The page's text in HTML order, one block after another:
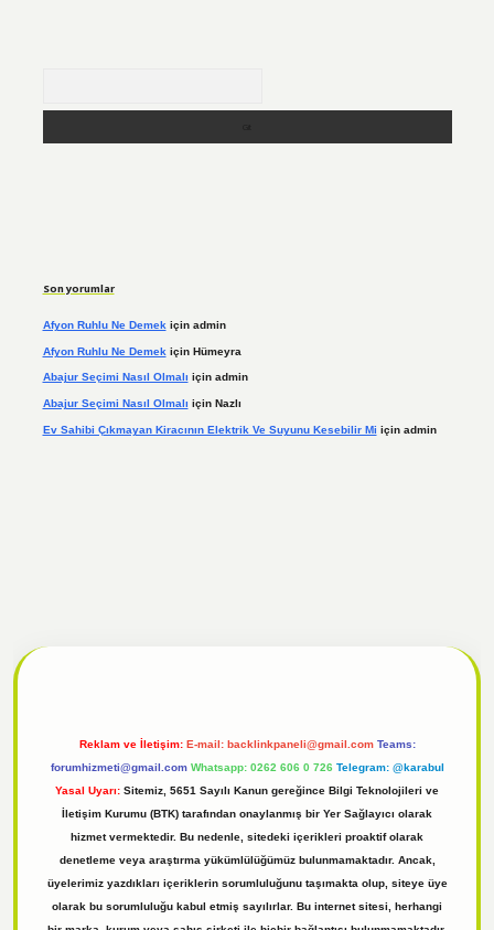
Son yorumlar
Afyon Ruhlu Ne Demek için admin
Afyon Ruhlu Ne Demek için Hümeyra
Abajur Seçimi Nasıl Olmalı için admin
Abajur Seçimi Nasıl Olmalı için Nazlı
Ev Sahibi Çıkmayan Kiracının Elektrik Ve Suyunu Kesebilir Mi için admin
Reklam ve İletişim: E-mail: backlinkpaneli@gmail.com Teams:
forumhizmeti@gmail.com Whatsapp: 0262 606 0 726 Telegram: @karabul
Yasal Uyarı: Sitemiz, 5651 Sayılı Kanun gereğince Bilgi Teknolojileri ve
İletişim Kurumu (BTK) tarafından onaylanmış bir Yer Sağlayıcı olarak
hizmet vermektedir. Bu nedenle, sitedeki içerikleri proaktif olarak
denetleme veya araştırma yükümlülüğümüz bulunmamaktadır. Ancak,
üyelerimiz yazdıkları içeriklerin sorumluluğunu taşımakta olup, siteye üye
olarak bu sorumluluğu kabul etmiş sayılırlar. Bu internet sitesi, herhangi